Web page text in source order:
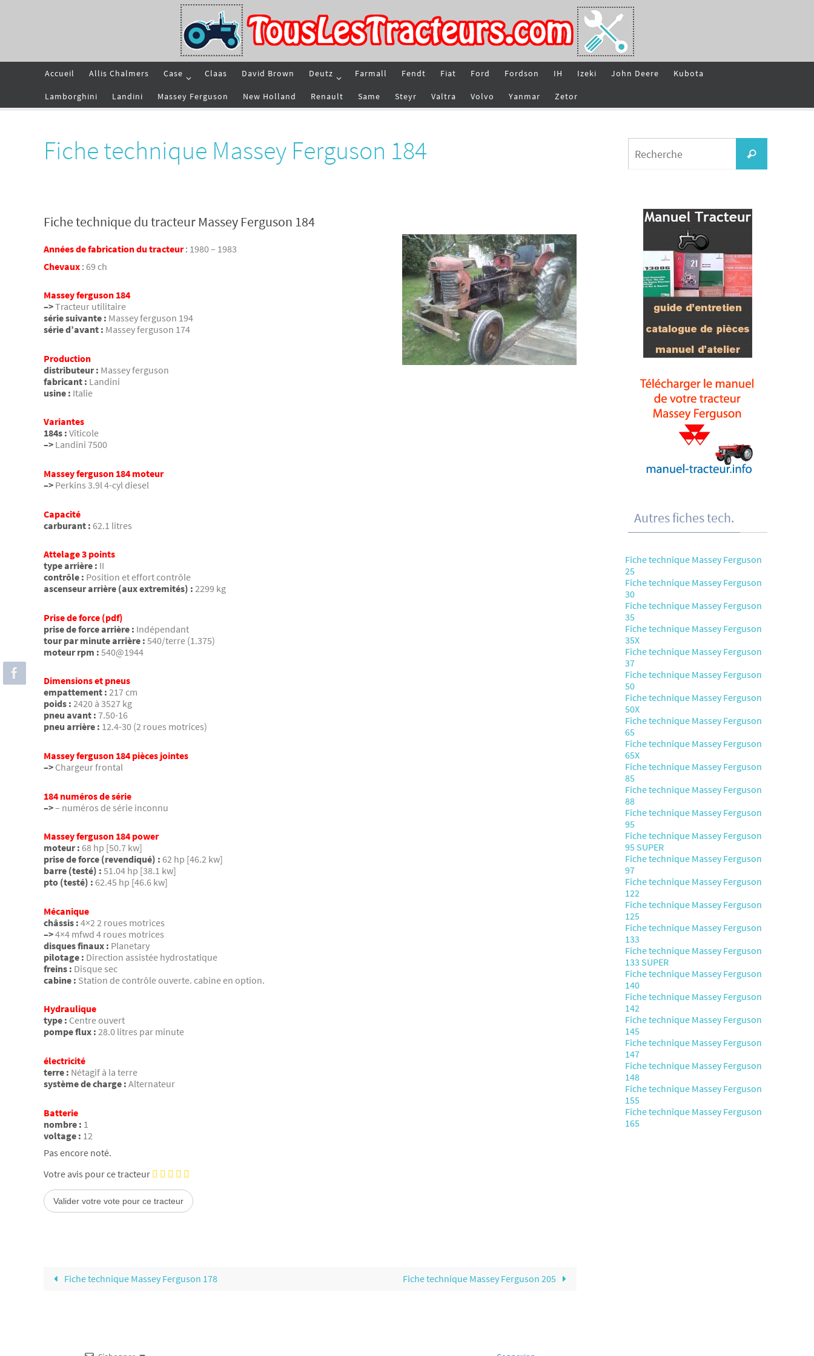
Accueil Allis Chalmers Case Claas David Brown Deutz Farmall Fendt Fiat Ford Fordson IH Izeki John Deere Kubota
Lamborghini Landini Massey Ferguson New Holland Renault Same Steyr Valtra Volvo Yanmar Zetor
Fiche technique Massey Ferguson 184
Fiche technique du tracteur Massey Ferguson 184
Années de fabrication du tracteur: 1980 – 1983
Chevaux : 69 ch
Massey ferguson 184
–>Tracteur utilitaire
série suivante : Massey ferguson 194
série d’avant : Massey ferguson 174
Production
distributeur : Massey ferguson
fabricant : Landini
usine : Italie
Variantes
184s : Viticole
–> Landini 7500
Massey ferguson 184 moteur
–> Perkins 3.9l 4-cyl diesel
Capacité
carburant : 62.1 litres
Attelage 3 points
type arrière : II
contrôle : Position et effort contrôle
ascenseur arrière (aux extremités) : 2299 kg
Prise de force (pdf)
prise de force arrière : Indépendant
tour par minute arrière : 540/terre (1.375)
moteur rpm : 540@1944
Dimensions et pneus
empattement : 217 cm
poids : 2420 à 3527 kg
pneu avant : 7.50-16
pneu arrière : 12.4-30 (2 roues motrices)
Massey ferguson 184 pièces jointes
–> Chargeur frontal
184 numéros de série
–>– numéros de série inconnu
Massey ferguson 184 power
moteur : 68 hp [50.7 kw]
prise de force (revendiqué) : 62 hp [46.2 kw]
barre (testé) : 51.04 hp [38.1 kw]
pto (testé) : 62.45 hp [46.6 kw]
Mécanique
châssis : 4×2 2 roues motrices
–>4×4 mfwd 4 roues motrices
disques finaux : Planetary
pilotage : Direction assistée hydrostatique
freins : Disque sec
cabine : Station de contrôle ouverte. cabine en option.
Hydraulique
type : Centre ouvert
pompe flux : 28.0 litres par minute
électricité
terre : Nétagif à la terre
système de charge : Alternateur
Batterie
nombre : 1
voltage : 12
Pas encore noté.
Votre avis pour ce tracteur
Fiche technique Massey Ferguson 178 Fiche technique Massey Ferguson 205
Recherche
Autres fiches tech.
Fiche technique Massey Ferguson
25
Fiche technique Massey Ferguson
30
Fiche technique Massey Ferguson
35
Fiche technique Massey Ferguson
35X
Fiche technique Massey Ferguson
37
Fiche technique Massey Ferguson
50
Fiche technique Massey Ferguson
50X
Fiche technique Massey Ferguson
65
Fiche technique Massey Ferguson
65X
Fiche technique Massey Ferguson
85
Fiche technique Massey Ferguson
88
Fiche technique Massey Ferguson
95
Fiche technique Massey Ferguson
95 SUPER
Fiche technique Massey Ferguson
97
Fiche technique Massey Ferguson
122
Fiche technique Massey Ferguson
125
Fiche technique Massey Ferguson
133
Fiche technique Massey Ferguson
133 SUPER
Fiche technique Massey Ferguson
140
Fiche technique Massey Ferguson
142
Fiche technique Massey Ferguson
145
Fiche technique Massey Ferguson
147
Fiche technique Massey Ferguson
148
Fiche technique Massey Ferguson
155
Fiche technique Massey Ferguson
165